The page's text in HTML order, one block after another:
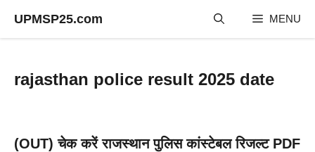
UPMSP25.com MENU
rajasthan police result 2025 date
(OUT) चेक करें राजस्थान पुलिस कांस्टेबल रिजल्ट PDF